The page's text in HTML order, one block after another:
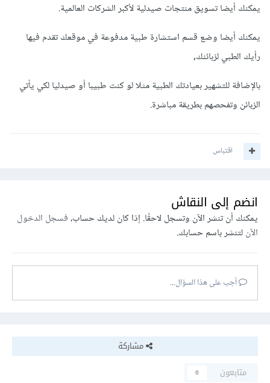
يمكنك أيضا تسويق منتجات صيدلية لأكبر الشركات العالمية.
يمكنك أيضا وضع قسم استشارة طبية مدفوعة في موقعك تقدم فيها
رأيك الطبي لزبائنك,
بالإضافة للتشهير بعيادتك الطبية مثلا لو كنت طبيبا أو صيدليا لكي يأتي
الزبائن وتفحصهم بطريقة مباشرة.
اقتباس
انضم إلى النقاش
يمكنك أن تنشر الآن وتسجل لاحقًا. إذا كان لديك حساب،فسجل الدخول
الآنلتنشر باسم حسابك.
أجب على هذا السؤال...
مشاركة
متابعون
0